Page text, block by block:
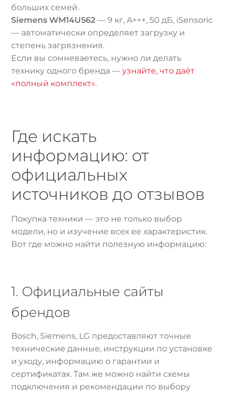
больших семей.
Siemens WM14U562 — 9 кг, A+++, 50 дБ, iSensoric
— автоматически определяет загрузку и
степень загрязнения.
Если вы сомневаетесь, нужно ли делать
технику одного бренда —узнайте, что даёт
«полный комплект».
Где искать
информацию: от
официальных
источников до отзывов
Покупка техники — это не только выбор
модели, но и изучение всех ее характеристик.
Вот где можно найти полезную информацию:
1. Официальные сайты
брендов
Bosch, Siemens, LG предоставляют точные
технические данные, инструкции по установке
и уходу, информацию о гарантии и
сертификатах. Там же можно найти схемы
подключения и рекомендации по выбору